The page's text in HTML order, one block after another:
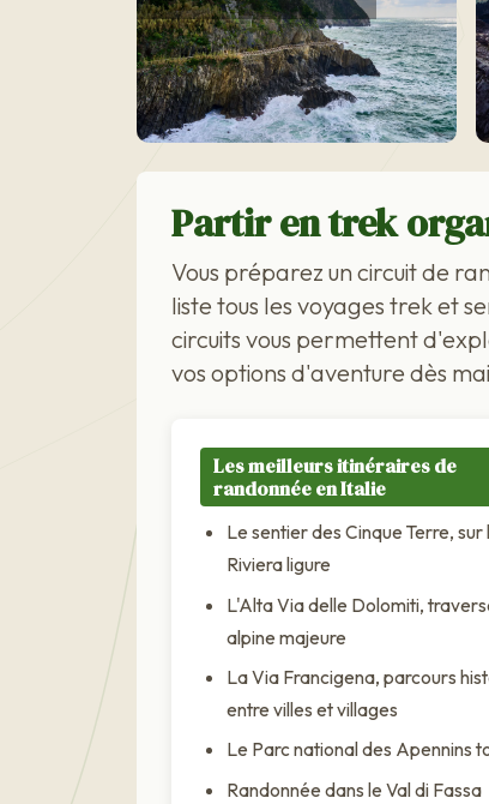
Partir en trek
Vous préparez un circuit de
liste tous les voyages trek et
circuits vous permettent
vos options d'aventure dès
Les meilleurs itinéraires de
randonnée en Italie
Le sentier des Cinque Terre, sur
Riviera ligure
L'Alta Via delle Dolomiti,
alpine majeure
La Via Francigena, parcours
entre villes et villages
Le Parc national des Apennins
Randonnée dans le Val di Fassa